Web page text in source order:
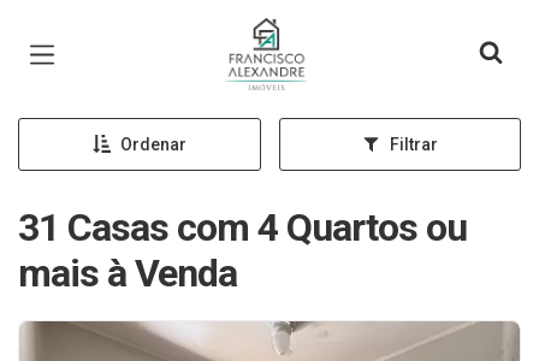
Página inicial
Ordenar Filtrar
31 Casas com 4 Quartos ou
mais à Venda